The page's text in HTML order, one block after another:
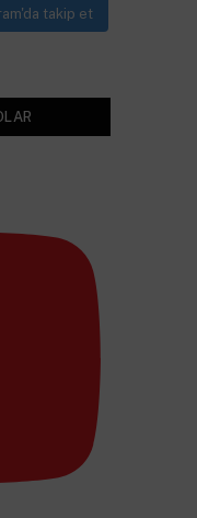
takip et